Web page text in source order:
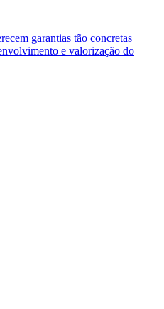
garantias tão concretas
e valorização do